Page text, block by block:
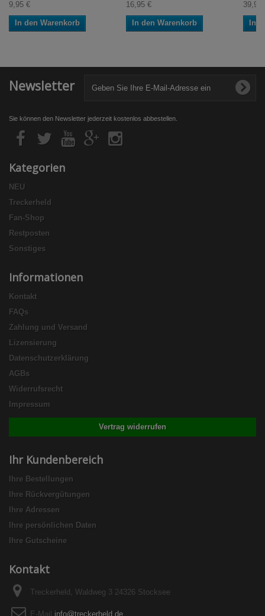
9,95 €
In den Warenkorb
16,95 €
In den Warenkorb
39,95
In
Newsletter
Sie können den Newsletter jederzeit kostenlos abbestellen.
Kategorien
NEU
Treckerheld
Fan-Shop
Restposten
Sonstiges
Informationen
Kontakt
FAQs
Zahlung und Versand
Lizensierung
Datenschutzerklärung
AGBs
Widerrufsrecht
Impressum
Vertrag widerrufen
Ihr Kundenbereich
Ihre Bestellungen
Ihre Rückvergütungen
Ihre Adressen
Ihre persönlichen Daten
Ihre Gutscheine
Kontakt
Treckerheld, Waldweg 3 24326 Stocksee
E-Mail info@treckerheld.de